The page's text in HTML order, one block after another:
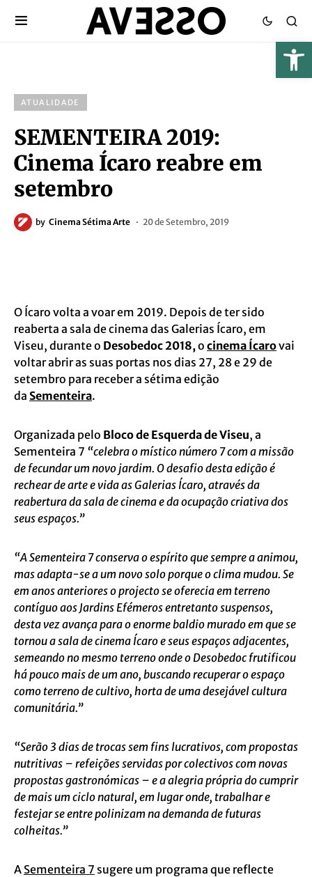
ATUALIDADE
SEMENTEIRA 2019:
Cinema Ícaro reabre em
setembro
by Cinema Sétima Arte 20 de Setembro, 2019
O Ícaro volta a voar em 2019. Depois de ter sido
reaberta a sala de cinema das Galerias Ícaro, em
Viseu, durante o Desobedoc 2018,o cinema Ícarovai
voltar abrir as suas portas nos dias 27, 28 e 29 de
setembro para receber a sétima edição
da Sementeira.
Organizada pelo Bloco de Esquerda de Viseu, a
Sementeira 7 “celebra o místico número 7 com a missão
de fecundar um novo jardim. O desafio desta edição é
rechear de arte e vida as Galerias Ícaro, através da
reabertura da sala de cinema e da ocupação criativa dos
seus espaços.”
“A Sementeira 7 conserva o espírito que sempre a animou,
mas adapta-se a um novo solo porque o clima mudou. Se
em anos anteriores o projecto se oferecia em terreno
contíguo aos Jardins Efémeros entretanto suspensos,
desta vez avança para o enorme baldio murado em que se
tornou a sala de cinema Ícaro e seus espaços adjacentes,
semeando no mesmo terreno onde o Desobedoc frutificou
há pouco mais de um ano, buscando recuperar o espaço
como terreno de cultivo, horta de uma desejável cultura
comunitária.”
“Serão 3 dias de trocas sem fins lucrativos, com propostas
nutritivas – refeições servidas por colectivos com novas
propostas gastronómicas – e a alegria própria do cumprir
de mais um ciclo natural, em lugar onde, trabalhar e
festejar se entre polinizam na demanda de futuras
colheitas.”
A Sementeira 7 sugere um programa que reflecte